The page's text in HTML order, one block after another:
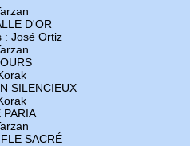
D'OR
: José Ortiz
SILENCIEUX
PARIA
SACRÉ